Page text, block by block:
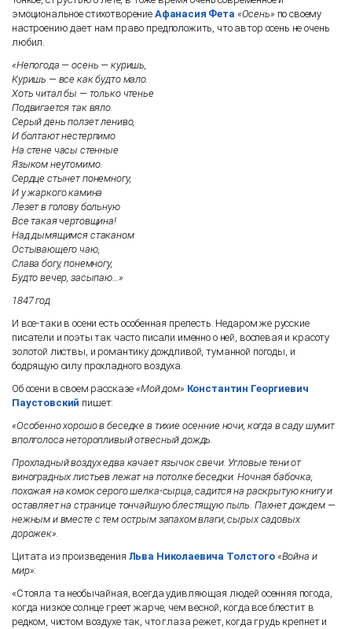
эмоциональное стихотворение Афанасия Фета «Осень» по своему
настроению дает нам право предположить, что автор осень не очень
любил.
«Непогода — осень — куришь,
Куришь — все как будто мало.
Хоть читал бы — только чтенье
Подвигается так вяло.
Серый день ползет лениво,
И болтают нестерпимо
На стене часы стенные
Языком неутомимо.
Сердце стынет понемногу,
И у жаркого камина
Лезет в голову больную
Все такая чертовщина!
Над дымящимся стаканом
Остывающего чаю,
Слава богу, понемногу,
Будто вечер, засыпаю…»
1847 год
И все-таки в осени есть особенная прелесть. Недаром же русские
писатели и поэты так часто писали именно о ней, воспевая и красоту
золотой листвы, и романтику дождливой, туманной погоды, и
бодрящую силу прохладного воздуха.
Об осени в своем рассказе«Мой дом» Константин Георгиевич
Паустовский пишет:
«Особенно хорошо в беседке в тихие осенние ночи, когда в саду шумит
вполголоса неторопливый отвесный дождь.
Прохладный воздух едва качает язычок свечи. Угловые тени от
виноградных листьев лежат на потолке беседки. Ночная бабочка,
похожая на комок серого шелка-сырца, садится на раскрытую книгу и
оставляет на странице тончайшую блестящую пыль. Пахнет дождем —
нежным и вместе с тем острым запахом влаги, сырых садовых
дорожек».
Цитата из произведения Льва Николаевича Толстого «Война и
мир»:
«Стояла та необычайная, всегда удивляющая людей осенняя погода,
когда низкое солнце греет жарче, чем весной, когда все блестит в
редком, чистом воздухе так, что глаза режет, когда грудь крепнет и